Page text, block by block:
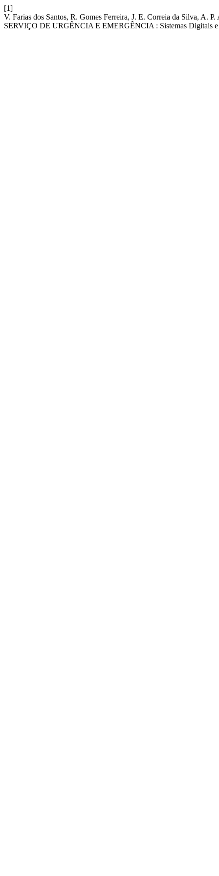
[1]
V. Farias dos Santos, R. Gomes Ferreira, J. E. Correia da Silva,
SERVIÇO DE URGÊNCIA E EMERGÊNCIA : Sistemas Digitais e